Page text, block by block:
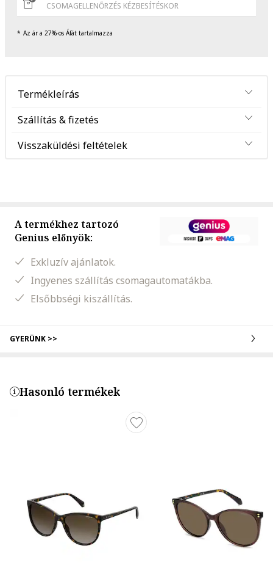
CSOMAGELLENŐRZÉS KÉZBESÍTÉSKOR
Az ár a 27%-os Áfát tartalmazza
Termékleírás
Szállítás & fizetés
Visszaküldési feltételek
A termékhez tartozó
Genius előnyök:
Exkluzív ajánlatok.
Ingyenes szállítás csomagautomatákba.
Elsőbbségi kiszállítás.
GYERÜNK >>
Hasonló termékek